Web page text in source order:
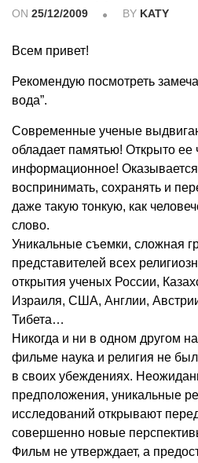
ON 25/12/2009 BY KATY
Всем привет!
Рекомендую посмотреть
вода”.
Современные ученые
обладает памятью! Открыто ее
информационное!
воспринимать, сохранять и
даже такую тонкую, как
слово.
Уникальные съемки, сложная
представителей всех
открытия ученых России,
Израиля, США, Англии,
Тибета…
Никогда и ни в одном другом
фильме наука и религия не
в своих убеждениях.
предположения, уникальные
исследований открывают
совершенно новые
Фильм не утверждает, а